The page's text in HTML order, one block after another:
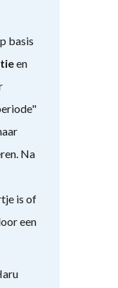
basis
en
Na
is of
een